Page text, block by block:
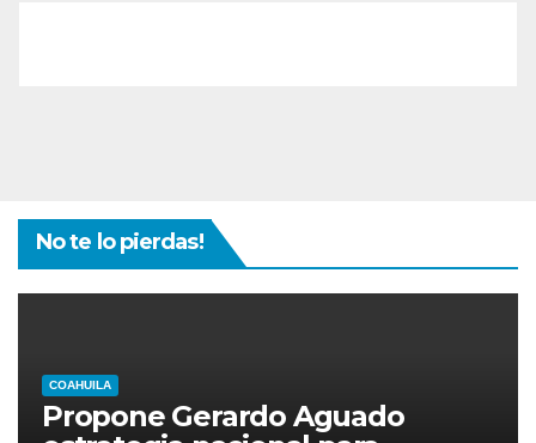
No te lo pierdas!
COAHUILA
Propone Gerardo Aguado